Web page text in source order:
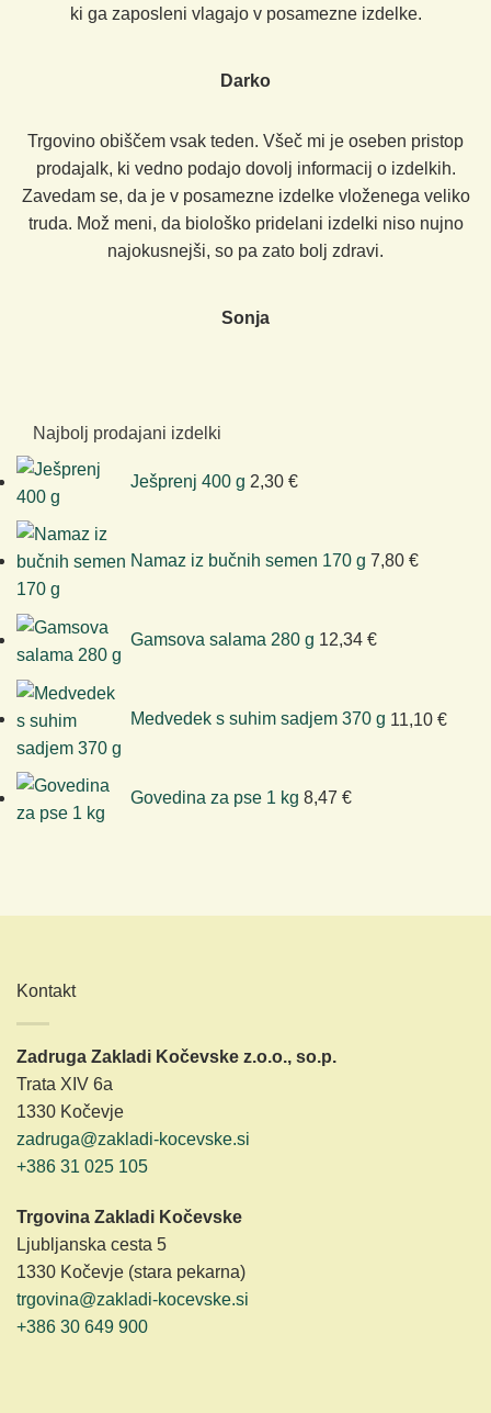
ki ga zaposleni vlagajo v posamezne izdelke.
Darko
Trgovino obiščem vsak teden. Všeč mi je oseben pristop
prodajalk, ki vedno podajo dovolj informacij o izdelkih.
Zavedam se, da je v posamezne izdelke vloženega veliko
truda. Mož meni, da biološko pridelani izdelki niso nujno
najokusnejši, so pa zato bolj zdravi.
Sonja
Najbolj prodajani izdelki
Ješprenj 400 g 2,30 €
Namaz iz bučnih semen 170 g 7,80 €
Gamsova salama 280 g 12,34 €
Medvedek s suhim sadjem 370 g 11,10 €
Govedina za pse 1 kg 8,47 €
Kontakt
Zadruga Zakladi Kočevske z.o.o., so.p.
Trata XIV 6a
1330 Kočevje
zadruga@zakladi-kocevske.si
+386 31 025 105
Trgovina Zakladi Kočevske
Ljubljanska cesta 5
1330 Kočevje (stara pekarna)
trgovina@zakladi-kocevske.si
+386 30 649 900